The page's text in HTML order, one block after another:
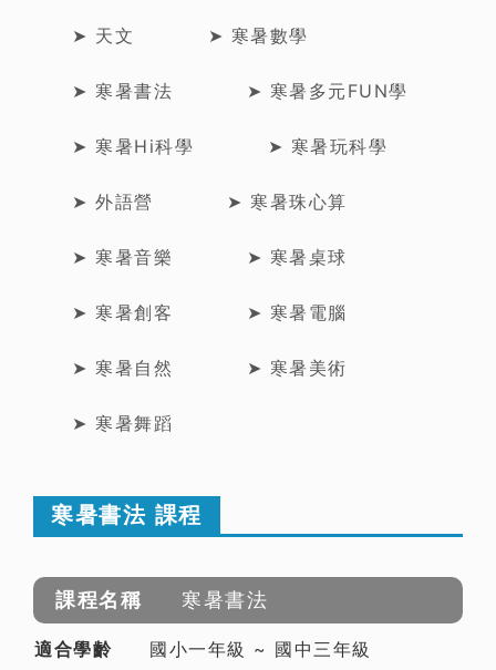
➤ 天文 ➤ 寒暑數學
➤ 寒暑書法 ➤ 寒暑多元FUN學
➤ 寒暑Hi科學 ➤ 寒暑玩科學
➤ 外語營 ➤ 寒暑珠心算
➤ 寒暑音樂 ➤ 寒暑桌球
➤ 寒暑創客 ➤ 寒暑電腦
➤ 寒暑自然 ➤ 寒暑美術
➤ 寒暑舞蹈
寒暑書法 課程
寒暑書法
國小一年級 ~ 國中三年級